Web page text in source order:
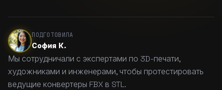
ПОДГОТОВИЛА
София К.
Мы сотрудничали с экспертами по 3D-печати,
художниками и инженерами, чтобы протестировать
ведущие конвертеры FBX в STL.